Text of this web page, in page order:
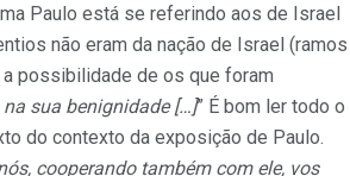
Paulo está se referindo aos de Israel
não eram da nação de Israel (ramos
possibilidade de os que foram
na sua benignidade […]” É bom ler todo o
do contexto da exposição de Paulo.
cooperando também com ele, vos